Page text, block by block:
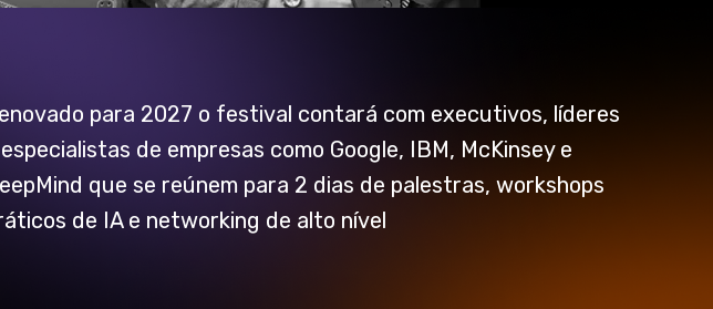
para 2027 o festival contará com executivos, líderes
de empresas como Google, IBM, McKinsey e
que se reúnem para 2 dias de palestras, workshops
de IA e networking de alto nível